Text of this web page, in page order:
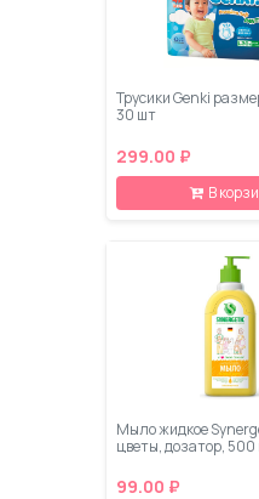
Трусики Genki
30 шт
299.00 ₽
В
Мыло жидкое
цветы, дозатор,
99.00 ₽